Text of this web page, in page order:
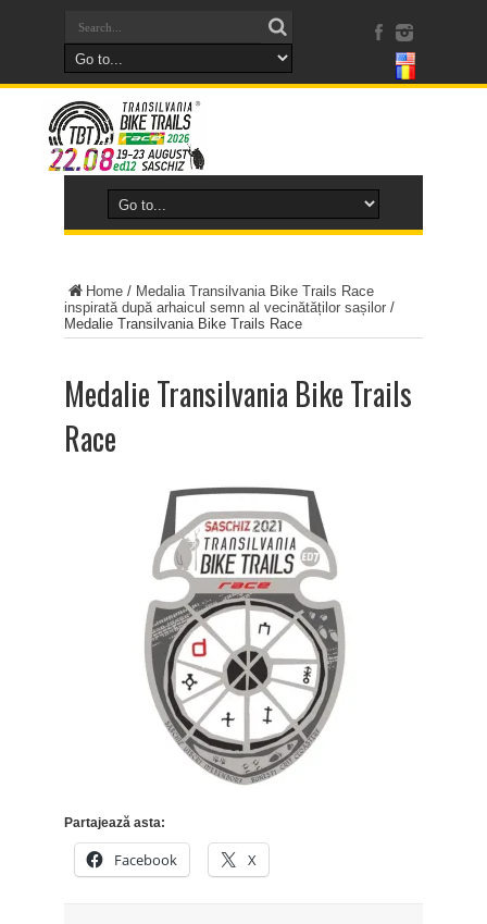
Home / Medalia Transilvania Bike Trails Race
inspirată după arhaicul semn al vecinătăților sașilor /
Medalie Transilvania Bike Trails Race
Medalie Transilvania Bike Trails
Race
Partajează asta:
Facebook X